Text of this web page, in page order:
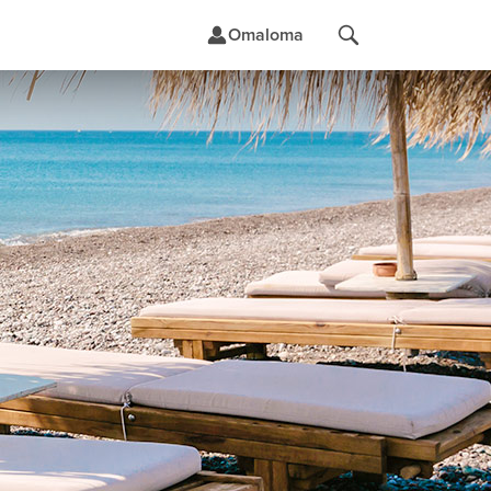
Omaloma